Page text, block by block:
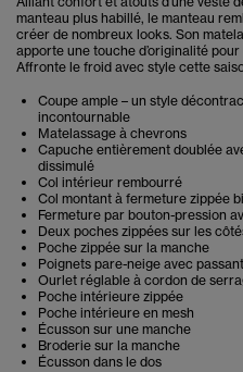
manteau plus habillé, le manteau
créer de nombreux looks. Son
apporte une touche d’originalité pour
Affronte le froid avec style cette
Coupe ample – un style
incontournable
Matelassage à chevrons
Capuche entièrement doublée
dissimulé
Col intérieur rembourré
Col montant à fermeture zippée
Fermeture par bouton-pression
Deux poches zippées sur les
Poche zippée sur la manche
Poignets pare-neige avec
Ourlet réglable à cordon de
Poche intérieure zippée
Poche intérieure en mesh
Écusson sur une manche
Broderie sur la manche
Écusson dans le dos